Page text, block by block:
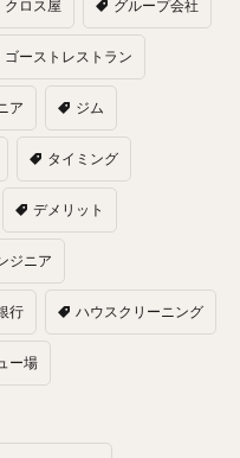
クロス屋 グループ会社
ゴーストレストラン
ア ジム
タイミング
デメリット
ジニア
行 ハウスクリーニング
ー場